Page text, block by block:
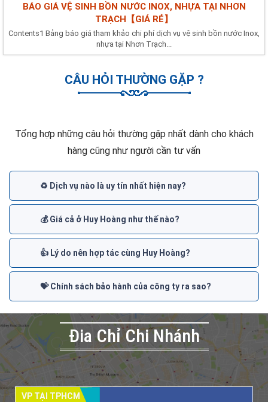
BÁO GIÁ VỆ SINH BỒN NƯỚC INOX, NHỰA TẠI NHƠN
TRẠCH【GIÁ RẺ】
Contents1 Bảng báo giá tham khảo chi phí dịch vụ vệ sinh bồn nước Inox,
nhựa tại Nhơn Trạch...
CÂU HỎI THƯỜNG GẶP ?
Tổng hợp những câu hỏi thường gặp nhất dành cho khách
hàng cũng như người cần tư vấn
♻️ Dịch vụ nào là uy tín nhất hiện nay?
💰 Giá cả ở Huy Hoàng như thế nào?
👍 Lý do nên hợp tác cùng Huy Hoàng?
💝 Chính sách bảo hành của công ty ra sao?
Đia Chỉ Chi Nhánh
VP TẠI TPHCM